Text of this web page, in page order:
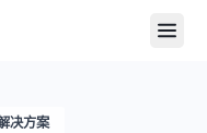
决方案